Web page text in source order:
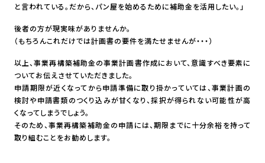
と言われている。だから、パン屋を始めるために補助金を活用したい。」
後者の方が現実味がありませんか。
（もちろんこれだけでは計画書の要件を満たせませんが・・・）
以上、事業再構築補助金の事業計画書作成において、意識すべき要素に
ついてお伝えさせていただきました。
申請期限が近くなってから申請準備に取り掛かっていては、事業計画の
検討や申請書類のつくり込みが甘くなり、採択が得られない可能性が高
くなってしまうでしょう。
そのため、事業再構築補助金の申請には、期限までに十分余裕を持って
取り組むことをお勧めします。